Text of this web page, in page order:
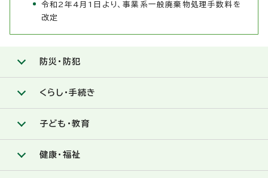
令和2年4月1日より、事業系一般廃棄物処理手数料を
改定
防災・防犯
くらし・手続き
子ども・教育
健康・福祉